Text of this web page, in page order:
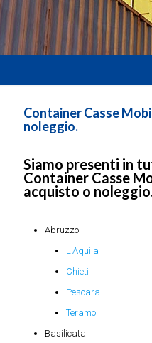
Container Casse
noleggio.
Siamo presenti in
Container Casse
acquisto o
Abruzzo
L'Aquila
Chieti
Pescara
Teramo
Basilicata